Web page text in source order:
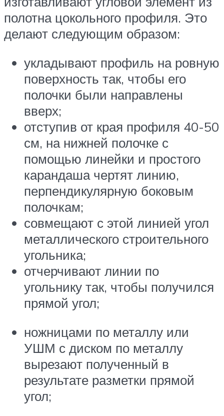
полотна цокольного профиля. Это
делают следующим образом:
укладывают профиль на ровную
поверхность так, чтобы его
полочки были направлены
вверх;
отступив от края профиля 40-50
см, на нижней полочке с
помощью линейки и простого
карандаша чертят линию,
перпендикулярную боковым
полочкам;
совмещают с этой линией угол
металлического строительного
угольника;
отчерчивают линии по
угольнику так, чтобы получился
прямой угол;
ножницами по металлу или
УШМ с диском по металлу
вырезают полученный в
результате разметки прямой
угол;